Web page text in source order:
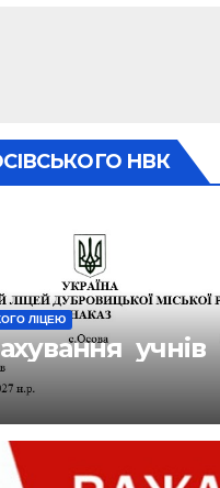
НВК
ЛІЦЕЮ
учнів